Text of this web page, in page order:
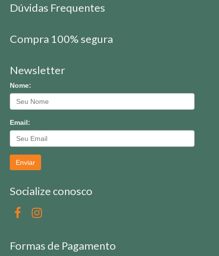
Dúvidas Frequentes
Compra 100% segura
Newsletter
Nome:
Email:
Enviar
Socialize conosco
Formas de Pagamento